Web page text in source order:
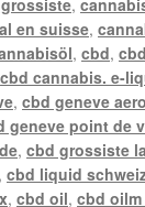
en suisse,
,cbd,
cbd cannabis. e-
,cbd geneve
geneve point de
,cbd grossiste
,cbd liquid
,cbd oil,cbd